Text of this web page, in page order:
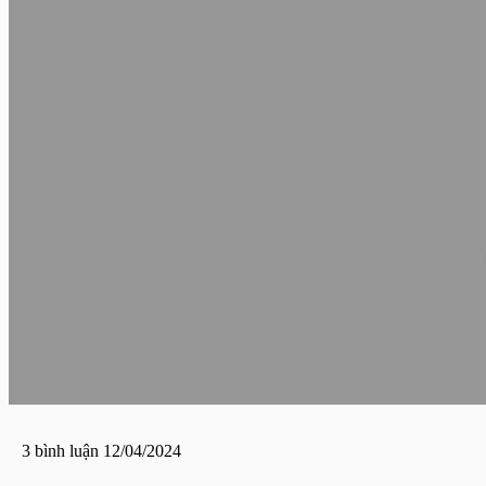
3 bình luận 12/04/2024